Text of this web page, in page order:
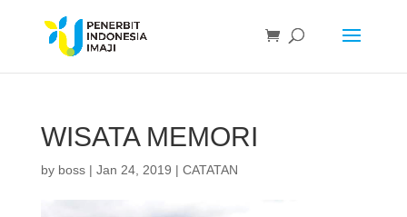
WISATA MEMORI
by boss| Jan 24, 2019 | CATATAN